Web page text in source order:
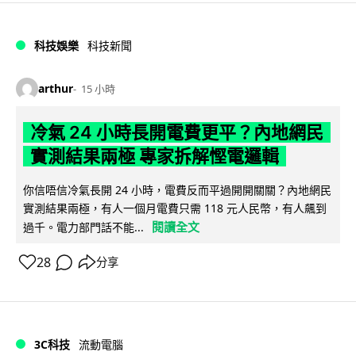
科技娛樂 科技新聞
arthur 15 小時
冷氣 24 小時長開電費更平？內地網民
實測結果兩極 專家拆解慳電邏輯
你信唔信冷氣長開 24 小時，電費反而平過開開關關？內地網民
實測結果兩極，有人一個月電費只需 118 元人民幣，有人飆到
過千。電力部門話不能...
閱讀全文
28 分享
3C科技 流動電腦